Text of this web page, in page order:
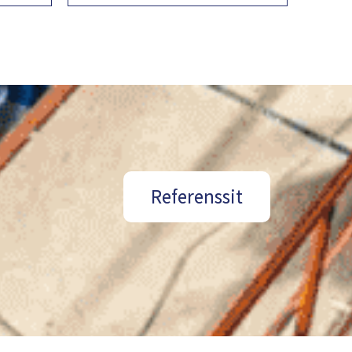
Referenssit